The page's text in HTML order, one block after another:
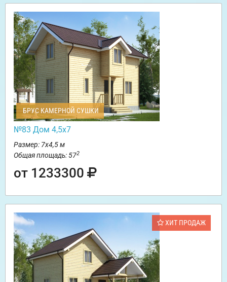
БРУС КАМЕРНОЙ СУШКИ
№83 Дом 4,5х7
Размер: 7х4,5 м
Общая площадь: 572
от 1233300
ХИТ ПРОДАЖ